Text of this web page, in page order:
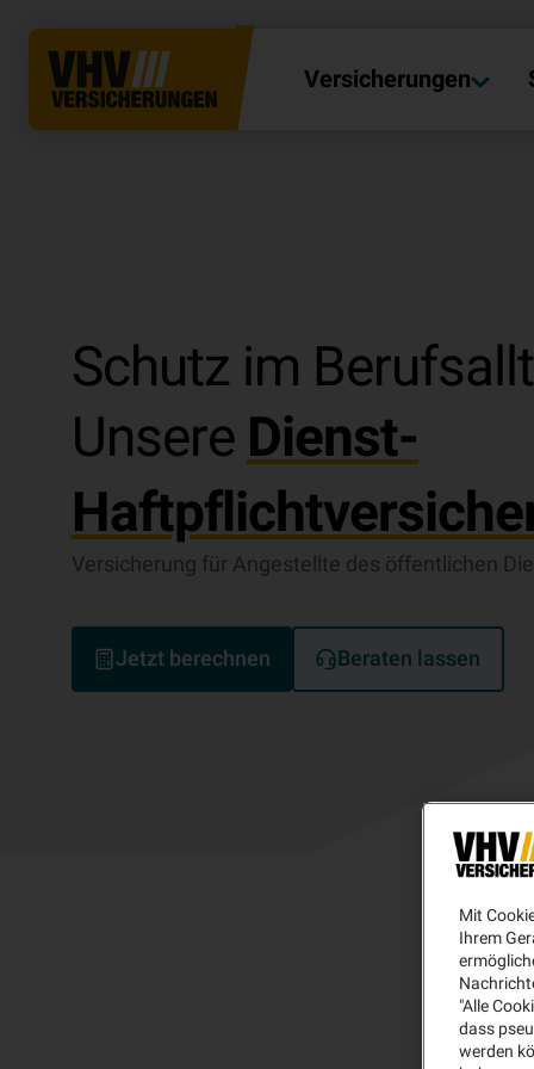
Versicherungen
Schutz im
Unsere Dienst-
Versicherung für Angestellte des öffentlichen
Jetzt berechnen Beraten lassen
Mit
Ihrem
"Alle
dass
werden